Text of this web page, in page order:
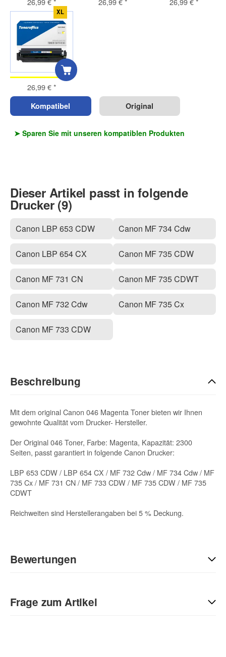
XL
26,99 €*
Kompatibel Original
➤ Sparen Sie mit unseren kompatiblen Produkten
Dieser Artikel passt in folgende
Drucker (9)
Canon LBP 653 CDW
Canon LBP 654 CX
Canon MF 731 CN
Canon MF 732 Cdw
Canon MF 733 CDW
Canon MF 734 Cdw
Canon MF 735 CDW
Canon MF 735 CDWT
Canon MF 735 Cx
Beschreibung
Mit dem original Canon 046 Magenta Toner bieten wir Ihnen
gewohnte Qualität vom Drucker- Hersteller.
Der Original 046 Toner, Farbe: Magenta, Kapazität: 2300
Seiten, passt garantiert in folgende Canon Drucker:
LBP 653 CDW / LBP 654 CX / MF 732 Cdw / MF 734 Cdw / MF
735 Cx / MF 731 CN / MF 733 CDW / MF 735 CDW / MF 735
CDWT
Reichweiten sind Herstellerangaben bei 5 % Deckung.
Bewertungen
Sie Anderen bei der Kaufentscheidung:
Frage zum Artikel